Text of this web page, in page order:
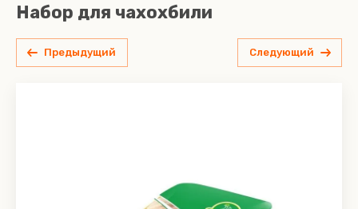
Масло
Фрукты
Мороженое
фундук" "Из
Мороженое
"Дерзкий
фундук" "Из
Инмарко
Набор для чахохбили
Предыдущий Следующий